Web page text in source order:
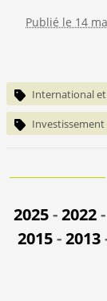
Publié le 14
International
Investissement
2025-2022-
2015-2013